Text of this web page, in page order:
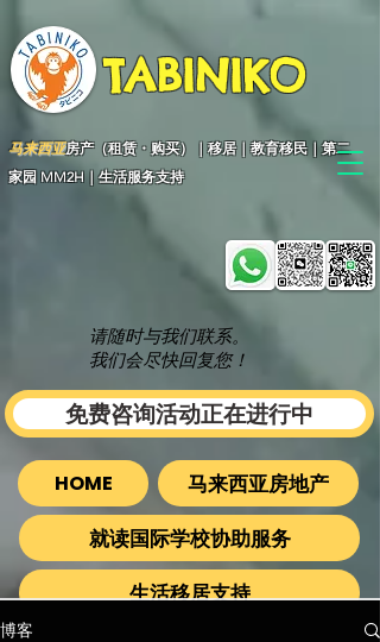
TABINIKO
马来西亚房产（租赁・购买）｜移居｜教育移民｜第二
家园 MM2H｜生活服务支持
请随时与我们联系。
我们会尽快回复您！
免费咨询活动正在进行中
HOME
马来西亚房地产
就读国际学校协助服务
生活移居支持
博客